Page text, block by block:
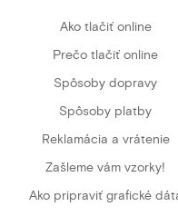
Ako tlačiť online
Prečo tlačiť online
Spôsoby dopravy
Spôsoby platby
Reklamácia a vrátenie
Zašleme vám vzorky!
Ako pripraviť grafické